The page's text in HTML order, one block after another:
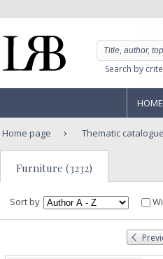
Search by
Home page Thematic catalogue
Furniture (3232)
Sort by